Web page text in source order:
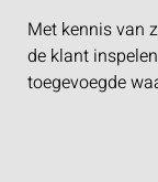
Met kennis van
de klant
toegevoegde